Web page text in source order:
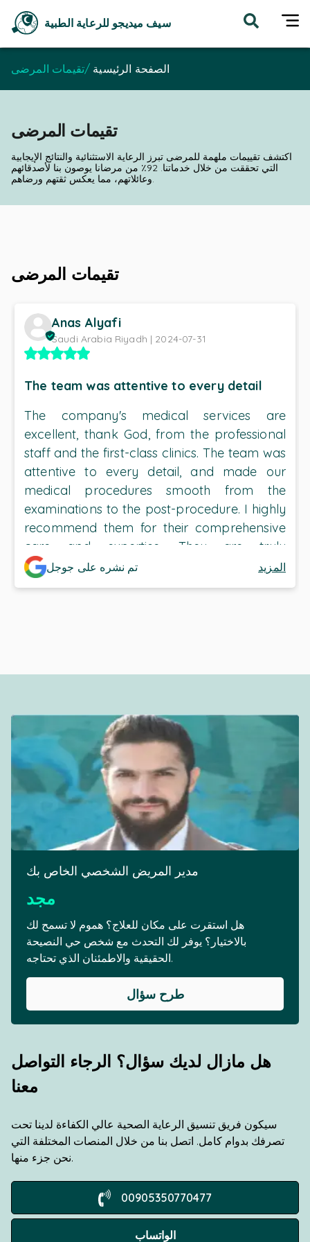
سيف ميديجو للرعاية الطبية
الصفحة الرئيسية /تقيمات المرضى
تقيمات المرضى
اكتشف تقييمات ملهمة للمرضى تبرز الرعاية الاستثنائية والنتائج الإيجابية
التي تحققت من خلال خدماتنا. 92٪ من مرضانا يوصون بنا لأصدقائهم
وعائلاتهم، مما يعكس ثقتهم ورضاهم.
تقيمات المرضى
Anas Alyafi
Saudi Arabia Riyadh | 2024-07-31
The team was attentive to every detail
The company's medical services are
excellent, thank God, from the professional
staff and the first-class clinics. The team was
attentive to every detail, and made our
medical procedures smooth from the
examinations to the post-procedure. I highly
recommend them for their comprehensive
care and expertise. They are truly
prominent in medical tourism and high-level
coordination that saved us time, effort and
تم نشره على جوجل المزيد
هل مازال لديك سؤال؟ الرجاء التواصل
معنا
سيكون فريق تنسيق الرعاية الصحية عالي الكفاءة لدينا تحت
تصرفك بدوام كامل. اتصل بنا من خلال المنصات المختلفة التي
نحن جزء منها.
00905350770477
الواتساب
مدير المريض الشخصي الخاص بك
مجد
هل استقرت على مكان للعلاج؟ هموم لا تسمح لك
بالاختيار؟ يوفر لك التحدث مع شخص حي النصيحة
الحقيقية والاطمئنان الذي تحتاجه.
طرح سؤال